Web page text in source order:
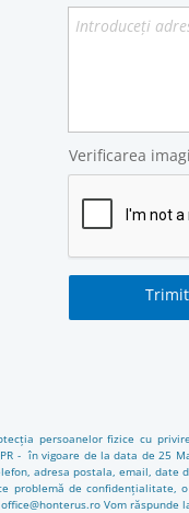
Introduceţi
Verificarea
persoanelor fizice cu
- în vigoare de la data de 25
adresa postala, email,
problemă de
Vom